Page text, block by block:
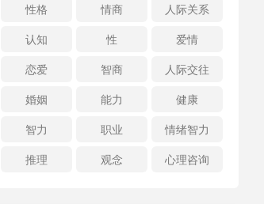
性格
情商
人际关系
认知
性
爱情
恋爱
智商
人际交往
婚姻
能力
健康
智力
职业
情绪智力
推理
观念 心理咨询